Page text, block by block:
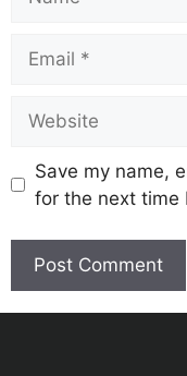
Save my name,
for the next time